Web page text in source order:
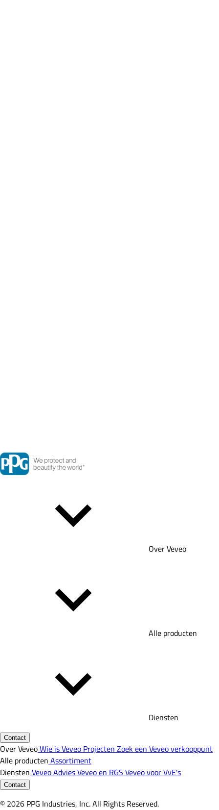
Over Veveo
Alle producten
Diensten
Contact
Over VeveoWie is Veveo Projecten Zoek een Veveo verkooppunt
Alle producten Assortiment
Diensten Veveo AdviesVeveo en RGS Veveo voor VvE's
Contact
© 2026 PPG Industries, Inc. All Rights Reserved.